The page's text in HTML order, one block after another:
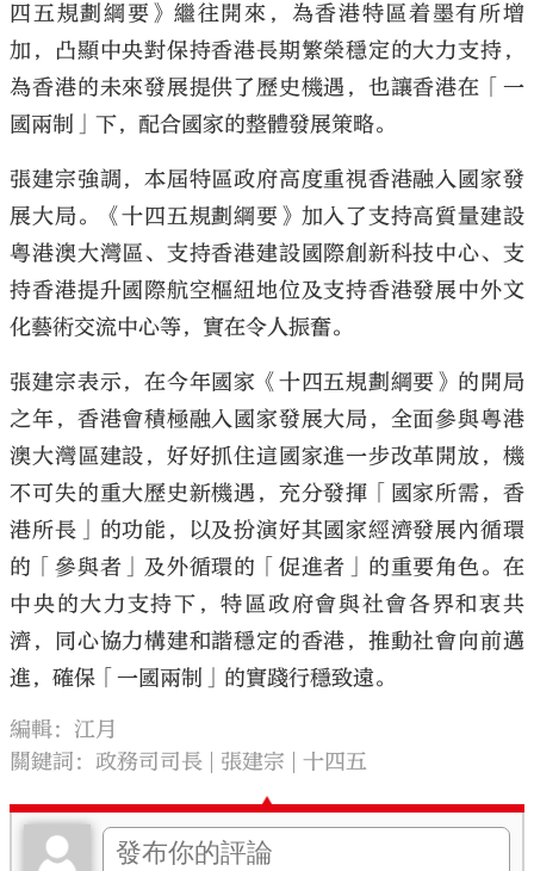
四五規劃綱要》繼往開來，為香港特區着墨有所增
加，凸顯中央對保持香港長期繁榮穩定的大力支持，
為香港的未來發展提供了歷史機遇，也讓香港在「一
國兩制」下，配合國家的整體發展策略。
張建宗強調，本屆特區政府高度重視香港融入國家發
展大局。《十四五規劃綱要》加入了支持高質量建設
粵港澳大灣區、支持香港建設國際創新科技中心、支
持香港提升國際航空樞紐地位及支持香港發展中外文
化藝術交流中心等，實在令人振奮。
張建宗表示，在今年國家《十四五規劃綱要》的開局
之年，香港會積極融入國家發展大局，全面參與粵港
澳大灣區建設，好好抓住這國家進一步改革開放，機
不可失的重大歷史新機遇，充分發揮「國家所需，香
港所長」的功能，以及扮演好其國家經濟發展內循環
的「參與者」及外循環的「促進者」的重要角色。在
中央的大力支持下，特區政府會與社會各界和衷共
濟，同心協力構建和諧穩定的香港，推動社會向前邁
進，確保「一國兩制」的實踐行穩致遠。
編輯：江月
關鍵詞： 政務司司長 張建宗 十四五